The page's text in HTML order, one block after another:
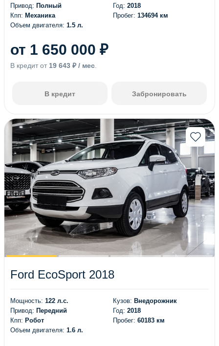
Привод: Полный
Кпп: Механика
Объем двигателя: 1.5 л.
Год: 2018
Пробег: 134694 км
от 1 650 000 ₽
В кредит от 19 643 ₽ / мес
В кредит Забронировать
Ford EcoSport 2018
Мощность: 122 л.с.
Привод: Передний
Кпп: Робот
Объем двигателя: 1.6 л.
Кузов: Внедорожник
Год: 2018
Пробег: 60183 км